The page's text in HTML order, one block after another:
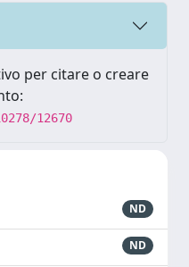
per citare o creare
12670
ND
ND